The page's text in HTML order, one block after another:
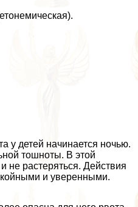
у детей начинается ночью.
тошноты. В этой
не растеряться. Действия
и уверенными.